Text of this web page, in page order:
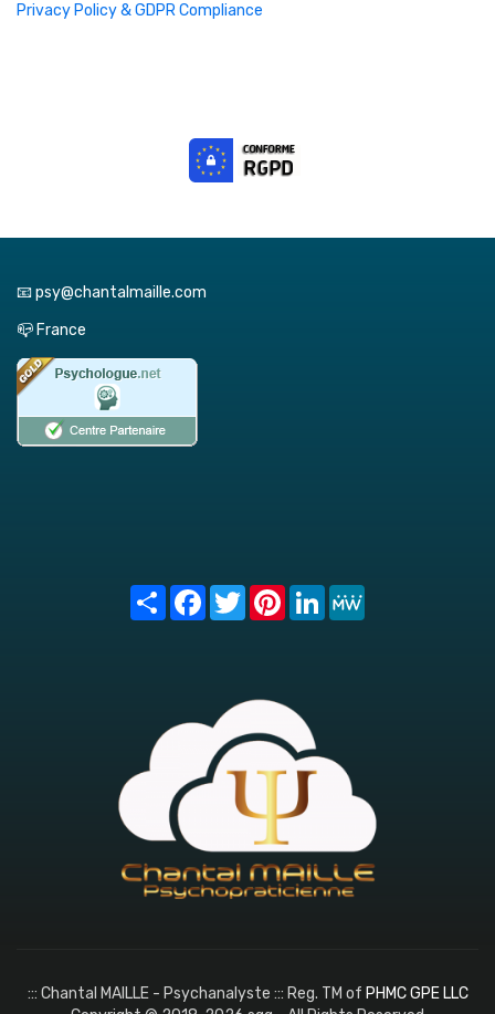
Privacy Policy & GDPR Compliance
📧 psy@chantalmaille.com
📪 France
Share FacebookTwitterPinterest
LinkedIn
::: Chantal MAILLE - Psychanalyste ::: Reg. TM of PHMC GPE LLC